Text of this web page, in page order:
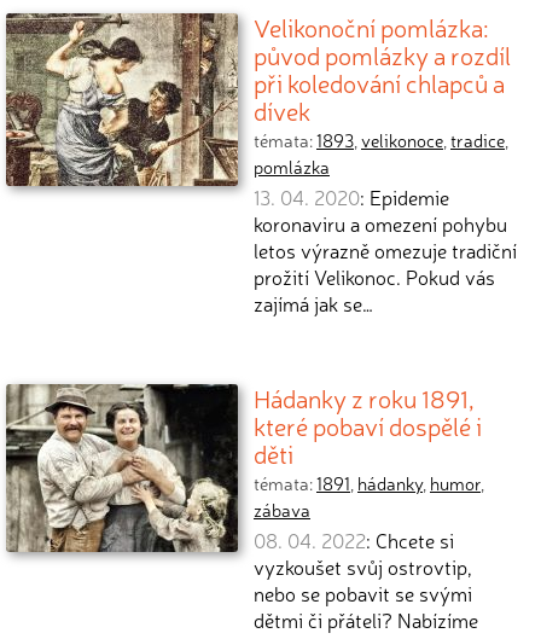
Velikonoční pomlázka:
původ pomlázky a rozdíl
při koledování chlapců a
dívek
témata:1893,velikonoce,tradice,
pomlázka
13. 04. 2020: Epidemie
koronaviru a omezení pohybu
letos výrazně omezuje tradiční
prožití Velikonoc. Pokud vás
zajímá jak se…
Hádanky z roku 1891,
které pobaví dospělé i
děti
témata:1891, hádanky, humor,
zábava
08. 04. 2022: Chcete si
vyzkoušet svůj ostrovtip,
nebo se pobavit se svými
dětmi či přáteli? Nabízíme